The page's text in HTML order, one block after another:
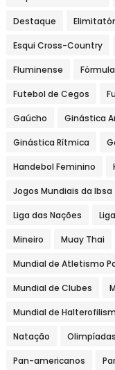
Destaque
Esqui Cross-Country
Fluminense Fórmula
Futebol de Cegos
Gaúcho Ginástica
Ginástica Rítmica
Handebol Feminino
Jogos Mundiais da Ibsa
Liga das Nações
Mineiro Muay Thai
Mundial de Atletismo
Mundial de Clubes
Mundial de
Natação Olimpíadas
Pan-americanos